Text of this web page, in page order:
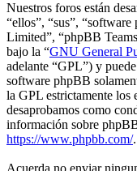
Nuestros foros están
“ellos”, “sus”,
Limited”, “phpBB
bajo la “GNU General
adelante “GPL”) y
software phpBB
la GPL estrictamente los
desaprobamos como
información sobre
https://www.phpbb.com/.